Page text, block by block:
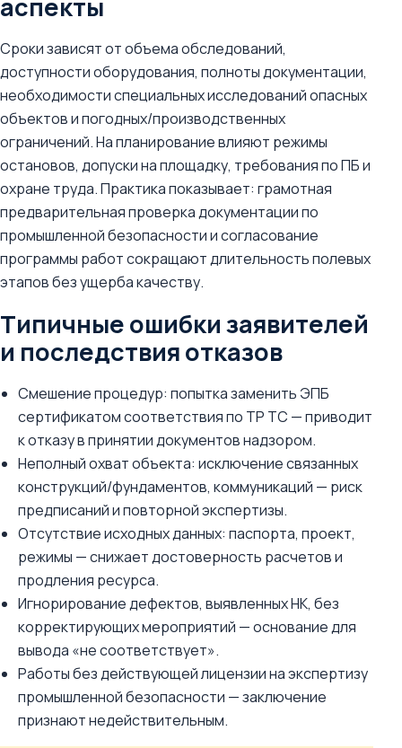
аспекты
Сроки зависят от объема обследований,
доступности оборудования, полноты документации,
необходимости специальных исследований опасных
объектов и погодных/производственных
ограничений. На планирование влияют режимы
остановов, допуски на площадку, требования по ПБ и
охране труда. Практика показывает: грамотная
предварительная проверка документации по
промышленной безопасности и согласование
программы работ сокращают длительность полевых
этапов без ущерба качеству.
Типичные ошибки заявителей
и последствия отказов
Смешение процедур: попытка заменить ЭПБ
сертификатом соответствия по ТР ТС — приводит
к отказу в принятии документов надзором.
Неполный охват объекта: исключение связанных
конструкций/фундаментов, коммуникаций — риск
предписаний и повторной экспертизы.
Отсутствие исходных данных: паспорта, проект,
режимы — снижает достоверность расчетов и
продления ресурса.
Игнорирование дефектов, выявленных НК, без
корректирующих мероприятий — основание для
вывода «не соответствует».
Работы без действующей лицензии на экспертизу
промышленной безопасности — заключение
признают недействительным.